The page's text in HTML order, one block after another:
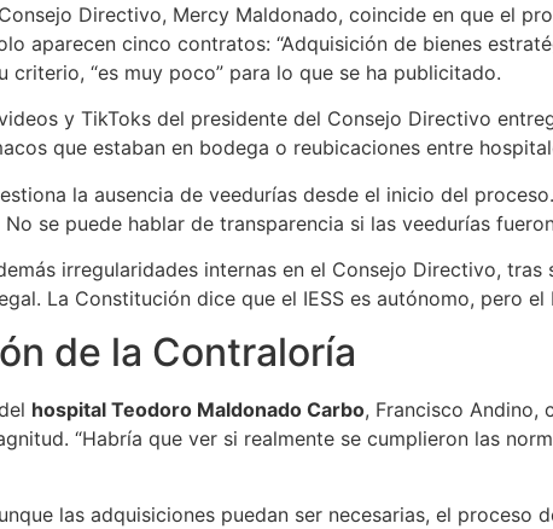
Directivo, Mercy Maldonado, coincide en que el
aparecen cinco contratos: “Adquisición de bienes
criterio, “es muy poco” para lo que se ha publicitado.
y TikToks del presidente del Consejo Directivo
que estaban en bodega o reubicaciones entre
la ausencia de veedurías desde el inicio del proceso.
se puede hablar de transparencia si las veedurías
irregularidades internas en el Consejo Directivo,
La Constitución dice que el IESS es autónomo, pero
de la Contraloría
hospital Teodoro Maldonado Carbo, Francisco Andino,
“Habría que ver si realmente se cumplieron las
las adquisiciones puedan ser necesarias, el proceso